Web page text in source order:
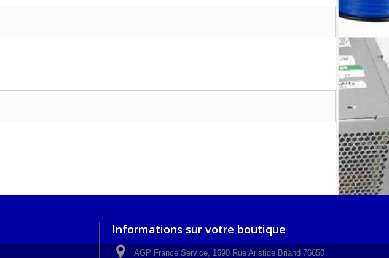
Informations sur votre boutique
AGP France Service, 1690 Rue Aristide Briand 76650